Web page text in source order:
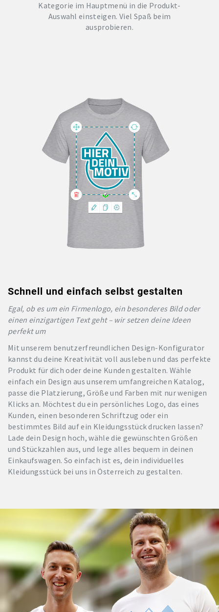
Kategorie im Hauptmenü in die Produkt-
Auswahl einsteigen. Viel Spaß beim
ausprobieren.
Schnell und einfach selbst gestalten
Egal, ob es um ein Firmenlogo, ein besonderes Bild oder
einen einzigartigen Text geht – wir setzen deine Ideen
perfekt um
Mit unserem benutzerfreundlichen Design-Konfigurator
kannst du deine Kreativität voll ausleben und das perfekte
Produkt für dich oder deine Kunden gestalten. Wähle
einfach ein Design aus unserem umfangreichen Katalog,
passe die Platzierung, Größe und Farben mit nur wenigen
Klicks an. Möchtest du ein persönliches Logo, das eines
Kunden, einen besonderen Schriftzug oder ein
bestimmtes Bild auf ein Kleidungsstück drucken lassen?
Lade dein Design hoch, wähle die gewünschten Größen
und Stückzahlen aus, und lege alles bequem in deinen
Einkaufswagen. So einfach ist es, dein individuelles
Kleidungsstück bei uns in Österreich zu gestalten.